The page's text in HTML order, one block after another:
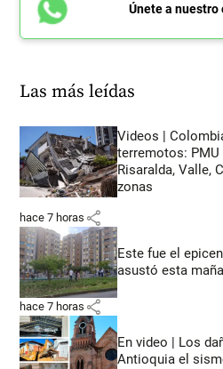
Únete a nuestro
Las más leídas
Videos |
terremotos: PMU
Risaralda, Valle,
zonas
hace 7 horas share
Este fue el
asustó esta
hace 7 horas share
En video | Los
Antioquia el